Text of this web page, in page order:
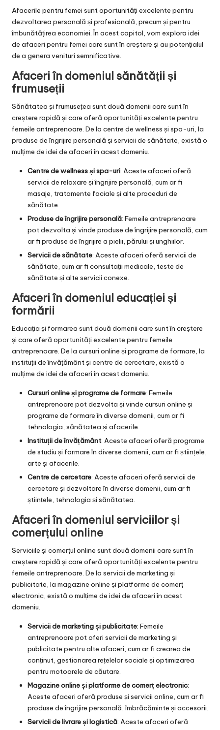
Afacerile pentru femei sunt oportunități excelente pentru
dezvoltarea personală și profesională, precum și pentru
îmbunătățirea economiei. În acest capitol, vom explora idei
de afaceri pentru femei care sunt în creștere și au potențialul
de a genera venituri semnificative.
Afaceri în domeniul sănătății și
frumuseții
Sănătatea și frumusețea sunt două domenii care sunt în
creștere rapidă și care oferă oportunități excelente pentru
femeile antreprenoare. De la centre de wellness și spa-uri, la
produse de îngrijire personală și servicii de sănătate, există o
mulțime de idei de afaceri în acest domeniu.
Centre de wellness și spa-uri: Aceste afaceri oferă
servicii de relaxare și îngrijire personală, cum ar fi
masaje, tratamente faciale și alte proceduri de
sănătate.
Produse de îngrijire personală: Femeile antreprenoare
pot dezvolta și vinde produse de îngrijire personală, cum
ar fi produse de îngrijire a pielii, părului și unghiilor.
Servicii de sănătate: Aceste afaceri oferă servicii de
sănătate, cum ar fi consultații medicale, teste de
sănătate și alte servicii conexe.
Afaceri în domeniul educației și
formării
Educația și formarea sunt două domenii care sunt în creștere
și care oferă oportunități excelente pentru femeile
antreprenoare. De la cursuri online și programe de formare, la
instituții de învățământ și centre de cercetare, există o
mulțime de idei de afaceri în acest domeniu.
Cursuri online și programe de formare: Femeile
antreprenoare pot dezvolta și vinde cursuri online și
programe de formare în diverse domenii, cum ar fi
tehnologia, sănătatea și afacerile.
Instituții de învățământ: Aceste afaceri oferă programe
de studiu și formare în diverse domenii, cum ar fi științele,
arte și afacerile.
Centre de cercetare: Aceste afaceri oferă servicii de
cercetare și dezvoltare în diverse domenii, cum ar fi
științele, tehnologia și sănătatea.
Afaceri în domeniul serviciilor și
comerțului online
Serviciile și comerțul online sunt două domenii care sunt în
creștere rapidă și care oferă oportunități excelente pentru
femeile antreprenoare. De la servicii de marketing și
publicitate, la magazine online și platforme de comerț
electronic, există o mulțime de idei de afaceri în acest
domeniu.
Servicii de marketing și publicitate: Femeile
antreprenoare pot oferi servicii de marketing și
publicitate pentru alte afaceri, cum ar fi crearea de
conținut, gestionarea rețelelor sociale și optimizarea
pentru motoarele de căutare.
Magazine online și platforme de comerț electronic:
Aceste afaceri oferă produse și servicii online, cum ar fi
produse de îngrijire personală, îmbrăcăminte și accesorii.
Servicii de livrare și logistică: Aceste afaceri oferă